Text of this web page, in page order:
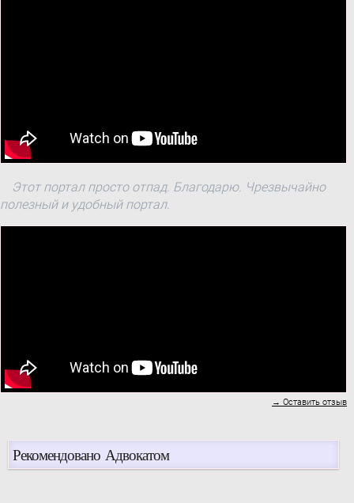
Этот портал просто отпад. Благодарю. Чрезвычайно
полезный и удобный портал.
→ Оставить отзыв
Рекомендовано Адвокатом